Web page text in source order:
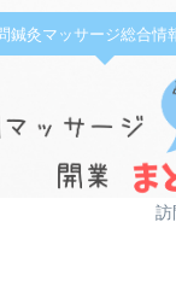
鍼灸マッサージ総合情
訪